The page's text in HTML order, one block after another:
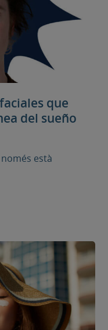
que
del sueño
està